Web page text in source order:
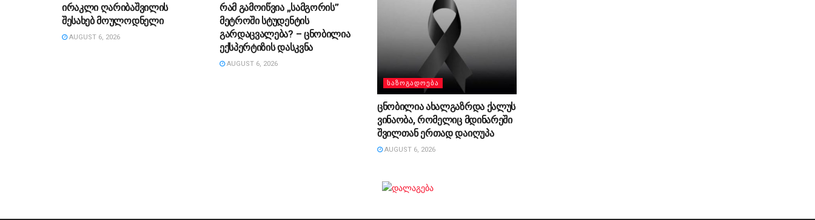
ირაკლი ღარიბაშვილის
შესახებ მოულოდნელი
AUGUST 6, 2026
რამ გამოიწვია „სამგორის”
მეტროში სტუდენტის
გარდაცვალება? – ცნობილია
ექსპერტიზის დასკვნა
AUGUST 6, 2026
ᲡᲐᲖᲝᲒᲐᲓᲝᲔᲑᲐ
ცნობილია ახალგაზრდა ქალუს
ვინაობა, რომელიც მდინარეში
შვილთან ერთად დაიღუპა
AUGUST 6, 2026